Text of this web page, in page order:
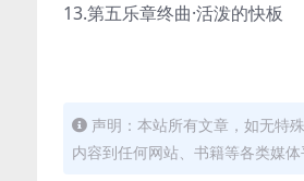
13.第五乐章终曲·活泼的快板
声明：本站所有文章，如无特
内容到任何网站、书籍等各类媒